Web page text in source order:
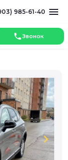
985-61-40
Звонок
chevron_right